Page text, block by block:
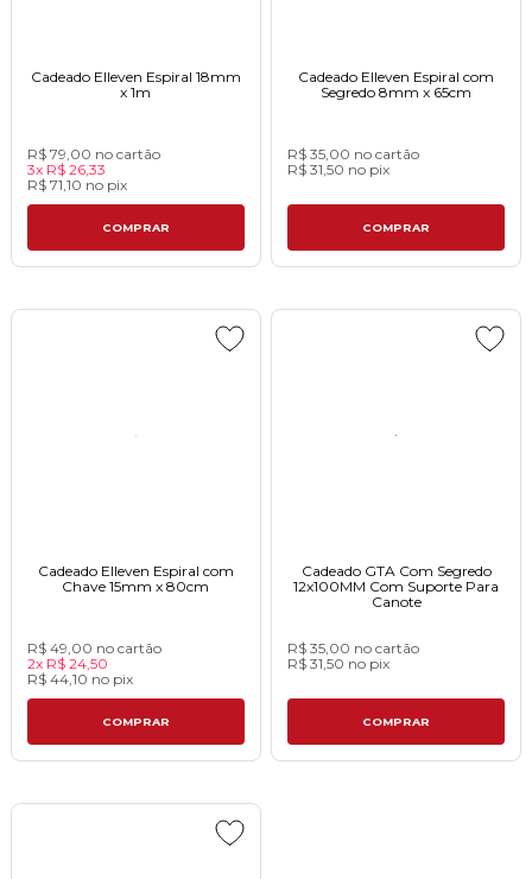
Cadeado Elleven Espiral 18mm
x 1mㅤㅤㅤㅤㅤㅤㅤㅤㅤㅤㅤㅤㅤㅤㅤㅤㅤㅤㅤㅤㅤㅤ
R$ 79,00 no cartão
3x R$ 26,33
R$ 71,10 no pix
COMPRAR
Cadeado Elleven Espiral com
Segredo 8mm x 65cm
R$ 35,00 no cartão
R$ 31,50 no pix
COMPRAR
Cadeado Elleven Espiral com
Chave 15mm x 80cmㅤㅤㅤㅤㅤㅤㅤㅤㅤㅤㅤ
R$ 49,00 no cartão
2x R$ 24,50
R$ 44,10 no pix
COMPRAR
Cadeado GTA Com Segredo
12x100MM Com Suporte Para
Canote
R$ 35,00 no cartão
R$ 31,50 no pix
COMPRAR